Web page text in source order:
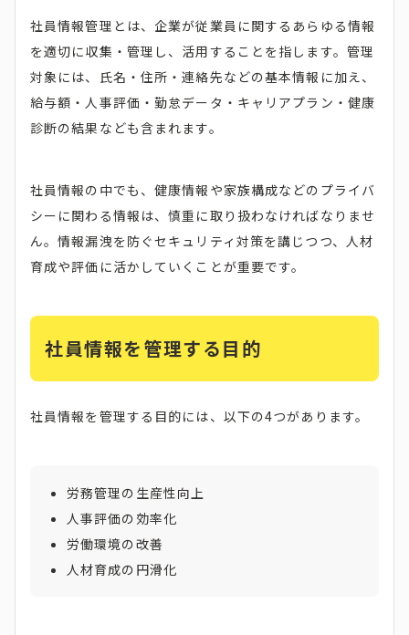
社員情報管理とは、企業が従業員に関するあらゆる情報
を適切に収集・管理し、活用することを指します。管理
対象には、氏名・住所・連絡先などの基本情報に加え、
給与額・人事評価・勤怠データ・キャリアプラン・健康
診断の結果なども含まれます。
社員情報の中でも、健康情報や家族構成などのプライバ
シーに関わる情報は、慎重に取り扱わなければなりませ
ん。情報漏洩を防ぐセキュリティ対策を講じつつ、人材
育成や評価に活かしていくことが重要です。
社員情報を管理する目的
社員情報を管理する目的には、以下の4つがあります。
労務管理の生産性向上
人事評価の効率化
労働環境の改善
人材育成の円滑化